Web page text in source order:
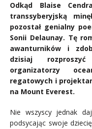
Odkąd Blaise
transsyberyjską
pozostał genialny
Sonii Delaunay. Tę
awanturników i
dzisiaj
organizatorzy
regatowych i
na Mount Everest.
Nie wszyscy jednak
podsycając swoje